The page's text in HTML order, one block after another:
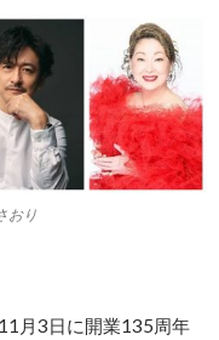
おり
月3日に開業135周年